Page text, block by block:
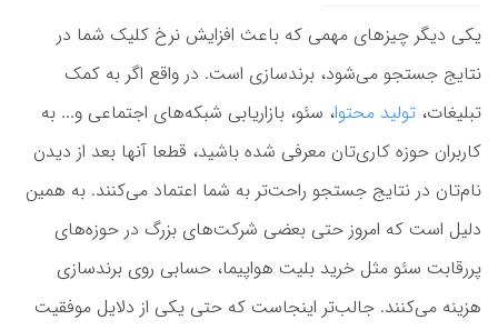
یکی دیگر چیزهای مهمی که باعث افزایش نرخ کلیک شما در
نتایج جستجو می‌شود، برندسازی است. در واقع اگر به کمک
تبلیغات، تولید محتوا، سئو، بازاریابی شبکه‌های اجتماعی و... به
کاربران حوزه کاری‌تان معرفی شده باشید، قطعا آنها بعد از دیدن
نام‌تان در نتایج جستجو راحت‌تر به شما اعتماد می‌کنند. به همین
دلیل است که امروز حتی بعضی شرکت‌های بزرگ در حوزه‌های
پررقابت سئو مثل خرید بلیت هواپیما، حسابی روی برندسازی
هزینه می‌کنند. جالب‌تر اینجاست که حتی یکی از دلایل موفقیت